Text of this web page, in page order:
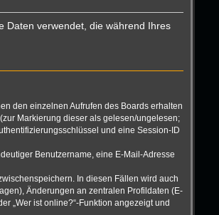
Daten verwendet, die während Ihres
den einzelnen Aufrufen des Boards erhalten
Markierung dieser als gelesen/ungelesen;
und eine Session-ID
Benutzername, eine E-Mail-Adresse
In diesen Fällen wird auch
Änderungen an zentralen Profildaten (E-
„Wer ist online?“-Funktion angezeigt und